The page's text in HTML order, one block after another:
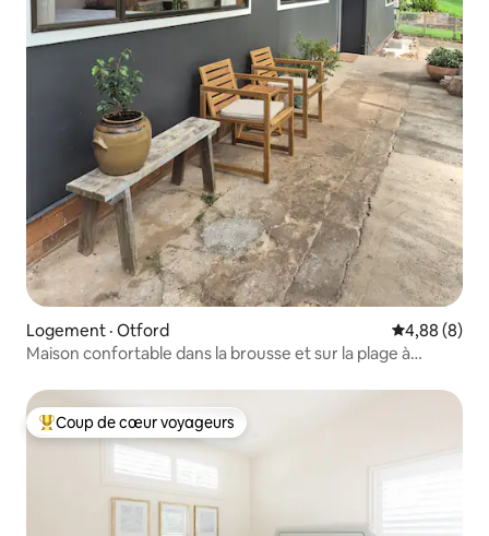
Logement · Otford Note
4,88 (8)
Maison confortable dans la brousse et sur la plage à
Coup de cœur voyageurs parmi les plus aimés
Coup de cœur voyageurs